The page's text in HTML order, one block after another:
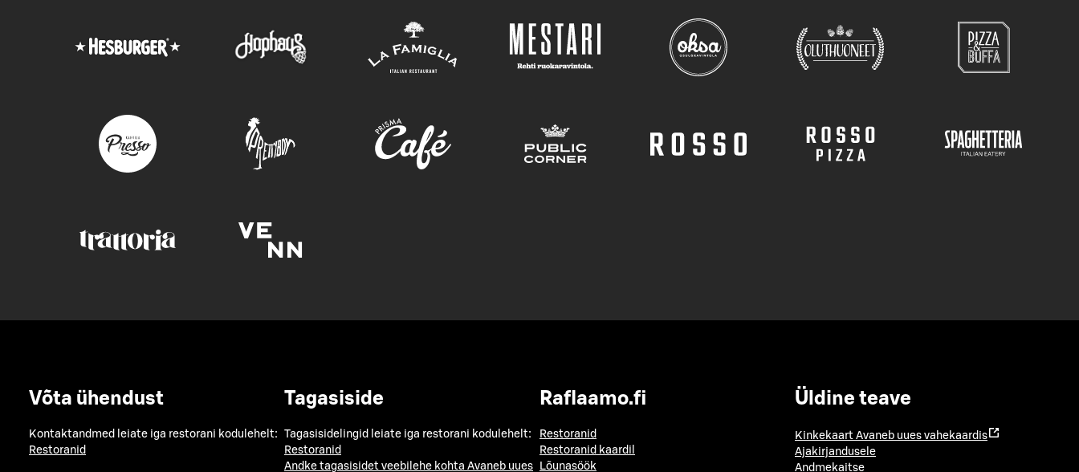
Võta ühendust
Kontaktandmed leiate iga restorani kodulehelt:
Restoranid
Tagasiside
Tagasisidelingid leiate iga restorani kodulehelt:
Restoranid
Andke tagasisidet veebilehe kohta Avaneb uues
Raflaamo.fi
Restoranid
Restoranid kaardil
Lõunasöök
Üldine teave
Kinkekaart Avaneb uues vahekaardis
Ajakirjandusele
Andmekaitse